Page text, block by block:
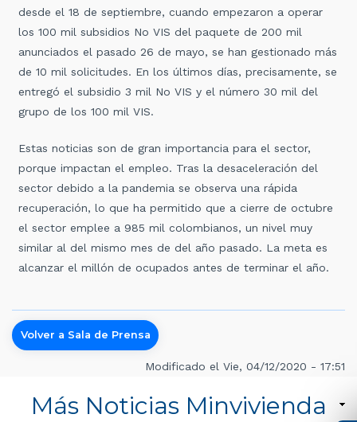
desde el 18 de septiembre, cuando empezaron a operar
los 100 mil subsidios No VIS del paquete de 200 mil
anunciados el pasado 26 de mayo, se han gestionado más
de 10 mil solicitudes. En los últimos días, precisamente, se
entregó el subsidio 3 mil No VIS y el número 30 mil del
grupo de los 100 mil VIS.
Estas noticias son de gran importancia para el sector,
porque impactan el empleo. Tras la desaceleración del
sector debido a la pandemia se observa una rápida
recuperación, lo que ha permitido que a cierre de octubre
el sector emplee a 985 mil colombianos, un nivel muy
similar al del mismo mes de del año pasado. La meta es
alcanzar el millón de ocupados antes de terminar el año.
Volver a Sala de Prensa
Modificado el Vie, 04/12/2020 - 17:51
Más Noticias Minvivienda